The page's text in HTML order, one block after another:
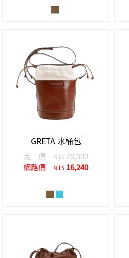
關於 THE BRIDGE
女士夾款 LADIES' WALLET
GRETA 水桶包
定 價 NT$20,300
網路價
NT$ 16,240